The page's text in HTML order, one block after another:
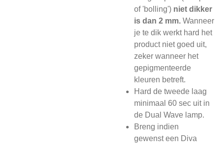
of 'bolling') niet dikker
is dan 2 mm. Wanneer
je te dik werkt hard het
product niet goed uit,
zeker wanneer het
gepigmenteerde
kleuren betreft.
Hard de tweede laag
minimaal 60 sec uit in
de Dual Wave lamp.
Breng indien
gewenst een Diva